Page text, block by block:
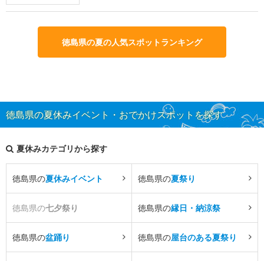
徳島県の夏の人気スポットランキング
徳島県の夏休みイベント・おでかけスポットを探す
夏休みカテゴリから探す
徳島県の夏休みイベント 徳島県の夏祭り
徳島県の七夕祭り 徳島県の縁日・納涼祭
徳島県の盆踊り 徳島県の屋台のある夏祭り